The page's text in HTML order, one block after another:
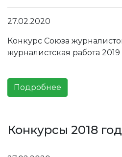
27.02.2020
Конкурс Союза
журналистская работа 2019
Подробнее
Конкурсы 2018